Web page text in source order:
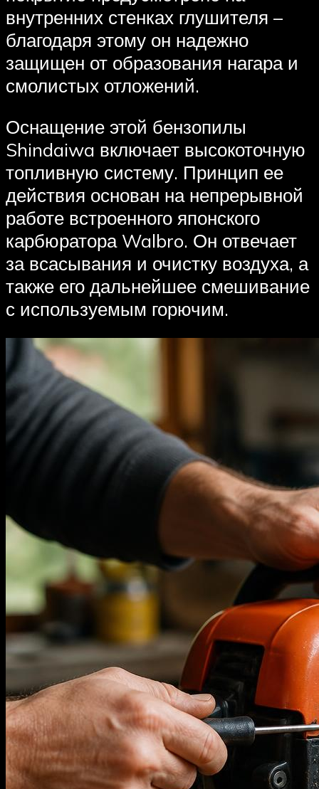
внутренних стенках глушителя –
благодаря этому он надежно
защищен от образования нагара и
смолистых отложений.
Оснащение этой бензопилы
Shindaiwa включает высокоточную
топливную систему. Принцип ее
действия основан на непрерывной
работе встроенного японского
карбюратора Walbro. Он отвечает
за всасывания и очистку воздуха, а
также его дальнейшее смешивание
с используемым горючим.